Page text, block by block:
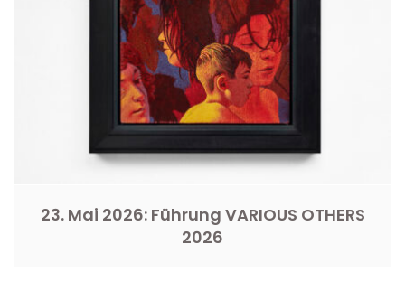
23. Mai 2026: Führung VARIOUS OTHERS
2026